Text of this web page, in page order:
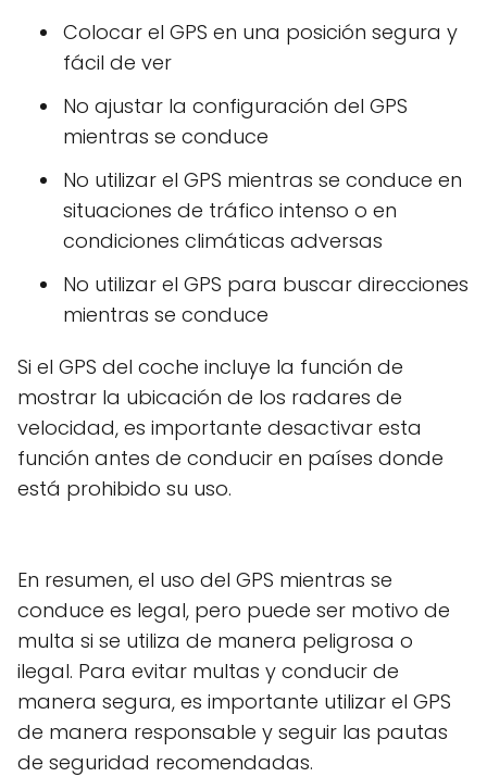
Colocar el GPS en una posición segura y
fácil de ver
No ajustar la configuración del GPS
mientras se conduce
No utilizar el GPS mientras se conduce en
situaciones de tráfico intenso o en
condiciones climáticas adversas
No utilizar el GPS para buscar direcciones
mientras se conduce
Si el GPS del coche incluye la función de
mostrar la ubicación de los radares de
velocidad, es importante desactivar esta
función antes de conducir en países donde
está prohibido su uso.
En resumen, el uso del GPS mientras se
conduce es legal, pero puede ser motivo de
multa si se utiliza de manera peligrosa o
ilegal. Para evitar multas y conducir de
manera segura, es importante utilizar el GPS
de manera responsable y seguir las pautas
de seguridad recomendadas.